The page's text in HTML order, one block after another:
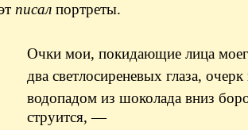
писал портреты.
Очки мои, покидающие лица
два светлосиреневых глаза, очерк
водопадом из шоколада вниз
струится, —